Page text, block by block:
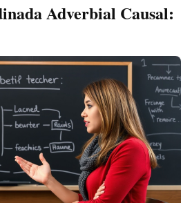
Adverbial Causal: